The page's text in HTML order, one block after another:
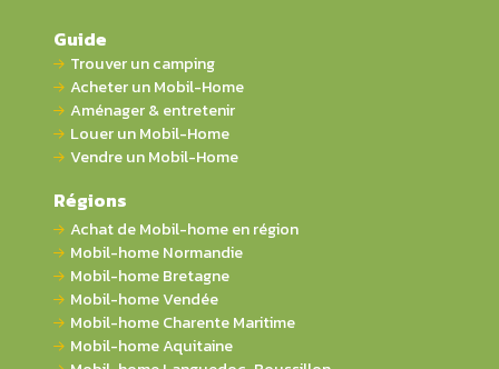
Guide
Trouver un camping
Acheter un Mobil-Home
Aménager & entretenir
Louer un Mobil-Home
Vendre un Mobil-Home
Régions
Achat de Mobil-home en région
Mobil-home Normandie
Mobil-home Bretagne
Mobil-home Vendée
Mobil-home Charente Maritime
Mobil-home Aquitaine